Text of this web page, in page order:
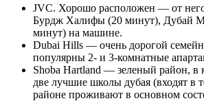
JVC. Хорошо расположен — от него
Бурдж Халифы (20 минут), Дубай
минут) на машине.
Dubai Hills — очень дорогой
популярны 2- и 3-комнатные
Shoba Hartland — зеленый район, в
две лучшие школы дубая (входят в
районе проживают в основном